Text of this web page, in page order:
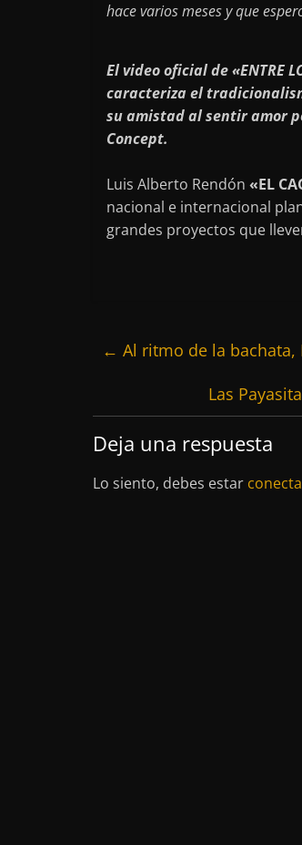
hace varios meses y que
El video oficial de «ENTRE
caracteriza el
su amistad al sentir amor
Concept.
Luis Alberto Rendón «EL
nacional e internacional
grandes proyectos que
← Al ritmo de la bachata,
Las
Deja una respuesta
Lo siento, debes estar